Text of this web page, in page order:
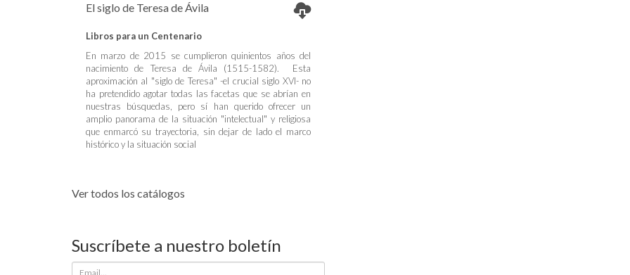
El siglo de Teresa de Ávila
Libros para un Centenario
En marzo de 2015 se cumplieron quinientos años del
nacimiento de Teresa de Ávila (1515-1582). Esta
aproximación al "siglo de Teresa" -el crucial siglo XVI- no
ha pretendido agotar todas las facetas que se abrían en
nuestras búsquedas, pero sí han querido ofrecer un
amplio panorama de la situación "intelectual" y religiosa
que enmarcó su trayectoria, sin dejar de lado el marco
histórico y la situación social
Ver todos los catálogos
Suscríbete a nuestro boletín